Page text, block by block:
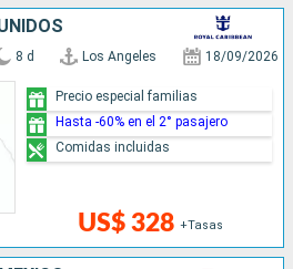
8 d Los Angeles 18/09/2026
US$ 328 +Tasas
Precio especial familias
Hasta -60% en el 2° pasajero
Comidas incluidas